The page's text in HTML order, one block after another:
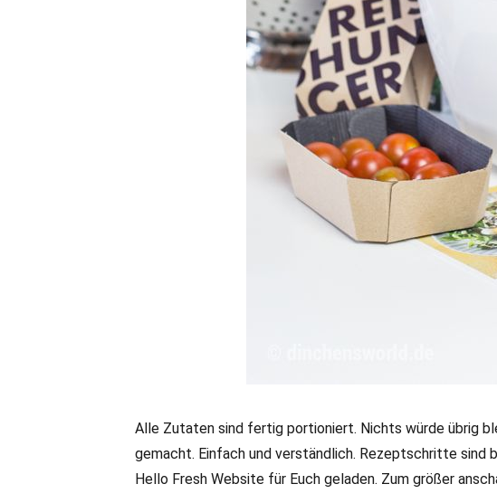
Alle Zutaten sind fertig portioniert. Nichts würde übrig
gemacht. Einfach und verständlich. Rezeptschritte sind
Hello Fresh Website für Euch geladen. Zum größer